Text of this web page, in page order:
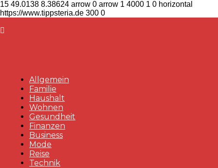
15 49.0138 8.38624 arrow 0 arrow 1 4000 1 0 horizontal
https://www.tippsteria.de 300 0
Allgemein
Familie
Haushalt
Wohnen
Gesundheit
Finanzen
Business
Mode
Reise
Technik